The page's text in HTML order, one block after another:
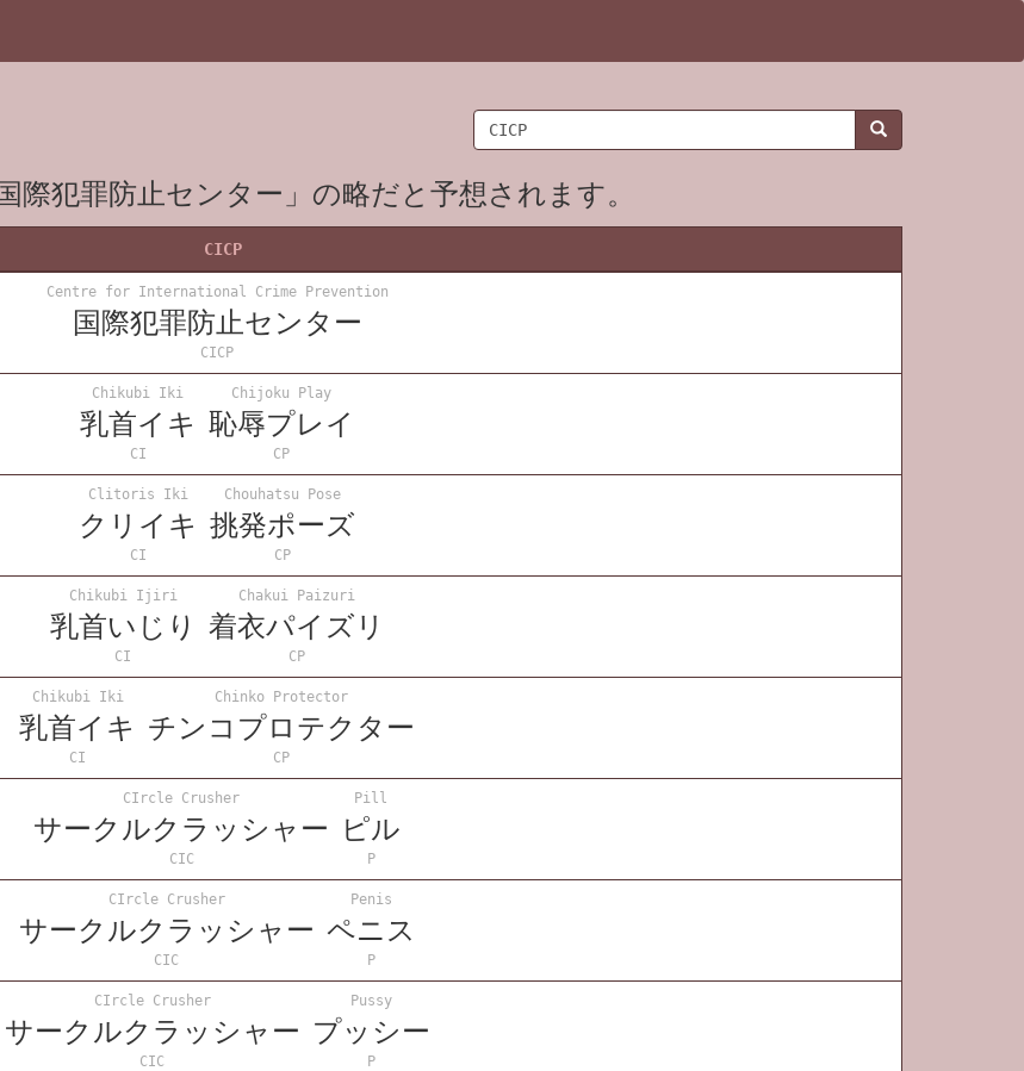
際犯罪防止センター」の略だと予想されます。
CICP
Centre for International Crime Prevention
国際犯罪防止センター
CICP
Chikubi Iki Chijoku Play
乳首イキ 恥辱プレイ
CI CP
Clitoris Iki Chouhatsu Pose
クリイキ 挑発ポーズ
CI CP
Chikubi Ijiri Chakui Paizuri
乳首いじり 着衣パイズリ
CI CP
Chikubi Iki Chinko Protector
乳首イキ チンコプロテクター
CI CP
CIrcle Crusher Pill
サークルクラッシャー ピル
CIC P
CIrcle Crusher Penis
サークルクラッシャー ペニス
CIC P
CIrcle Crusher Pussy
サークルクラッシャー プッシー
CIC P